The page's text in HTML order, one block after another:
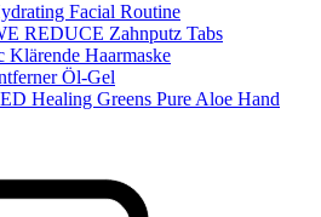
Facial Routine
REDUCE Zahnputz Tabs
Haarmaske
Öl-Gel
Healing Greens Pure Aloe Hand